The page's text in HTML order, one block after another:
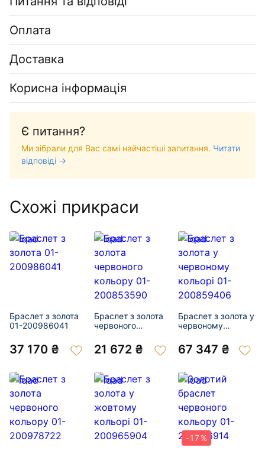
Оплата
Доставка
Корисна інформація
Є питання?
Ми зібрали для Вас самі найчастіші запитання. Читати
відповіді →
Схожі прикраси
Браслет з золота
01-200986041
37 170 ₴
Браслет з золота
червоного
200853590
21 672 ₴
Браслет з золота у
червоному
200859406
67 347 ₴
-17%